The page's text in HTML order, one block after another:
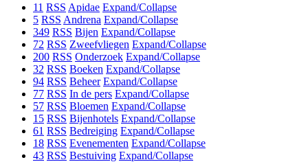
11 RSS Apidae Expand/Collapse
5 RSS Andrena Expand/Collapse
349 RSS Bijen Expand/Collapse
72 RSS Zweefvliegen Expand/Collapse
200 RSS Onderzoek Expand/Collapse
32 RSS Boeken Expand/Collapse
94 RSS Beheer Expand/Collapse
77 RSS In de pers Expand/Collapse
57 RSS Bloemen Expand/Collapse
15 RSS Bijenhotels Expand/Collapse
61 RSS Bedreiging Expand/Collapse
18 RSS Evenementen Expand/Collapse
43 RSS Bestuiving Expand/Collapse